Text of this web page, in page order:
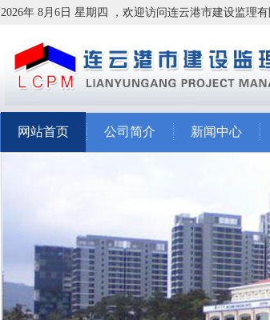
2026年 8月6日 星期四 ，欢迎访问连云港市建设监理有
网站首页 公司简介 新闻中心